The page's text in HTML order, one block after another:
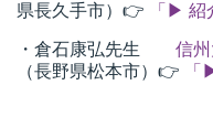
県長久手市）👉
「▶ 紹
・倉石康弘先生 信
（長野県松本市）👉